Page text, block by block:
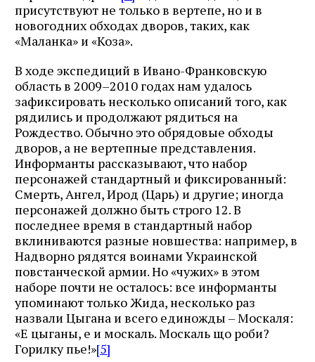
присутствуют не только в вертепе, но и в
новогодних обходах дворов, таких, как
«Маланка» и «Коза».
В ходе экспедиций в Ивано-Франковскую
область в 2009–2010 годах нам удалось
зафиксировать несколько описаний того, как
рядились и продолжают рядиться на
Рождество. Обычно это обрядовые обходы
дворов, а не вертепные представления.
Информанты рассказывают, что набор
персонажей стандартный и фиксированный:
Смерть, Ангел, Ирод (Царь) и другие; иногда
персонажей должно быть строго 12. В
последнее время в стандартный набор
вклиниваются разные новшества: например, в
Надворно рядятся воинами Украинской
повстанческой армии. Но «чужих» в этом
наборе почти не осталось: все информанты
упоминают только Жида, несколько раз
назвали Цыгана и всего единожды – Москаля:
«Е цыганы, е и москаль. Москаль що роби?
Горилку пье!»[5]